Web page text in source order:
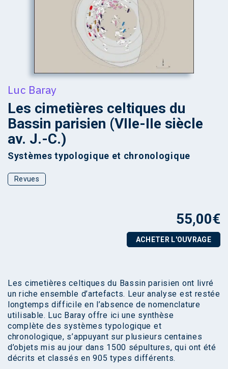
Luc Baray
Les cimetières celtiques du
Bassin parisien (VIIe-IIe siècle
av. J.-C.)
Systèmes typologique et chronologique
Revues
55,00€
ACHETER L'OUVRAGE
Les cimetières celtiques du Bassin parisien ont livré
un riche ensemble d’artefacts. Leur analyse est restée
longtemps difficile en l’absence de nomenclature
utilisable. Luc Baray offre ici une synthèse
complète des systèmes typologique et
chronologique, s’appuyant sur plusieurs centaines
d’objets mis au jour dans 1500 sépultures, qui ont été
décrits et classés en 905 types différents.